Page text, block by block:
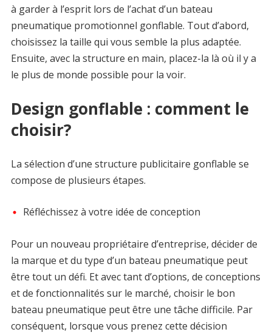
à garder à l’esprit lors de l’achat d’un bateau
pneumatique promotionnel gonflable. Tout d’abord,
choisissez la taille qui vous semble la plus adaptée.
Ensuite, avec la structure en main, placez-la là où il y a
le plus de monde possible pour la voir.
Design gonflable : comment le
choisir?
La sélection d’une structure publicitaire gonflable se
compose de plusieurs étapes.
Réfléchissez à votre idée de conception
Pour un nouveau propriétaire d’entreprise, décider de
la marque et du type d’un bateau pneumatique peut
être tout un défi. Et avec tant d’options, de conceptions
et de fonctionnalités sur le marché, choisir le bon
bateau pneumatique peut être une tâche difficile. Par
conséquent, lorsque vous prenez cette décision